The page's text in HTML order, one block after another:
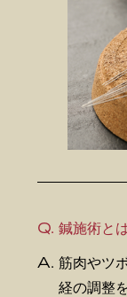
Q. 鍼施術と
A. 筋肉やツ
経の調整